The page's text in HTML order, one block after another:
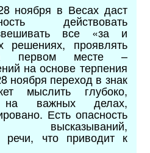
ноября в Весах даст
действовать
все «за и
решениях, проявлять
первом месте –
на основе терпения
ноября переход в знак
мыслить глубоко,
на важных делах,
Есть опасность
высказываний,
речи, что приводит к